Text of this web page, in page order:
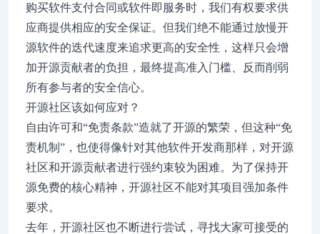
购买软件支付合同或软件即服务时，我们有权要求供
应商提供相应的安全保证。但我们绝不能通过放慢开
源软件的迭代速度来追求更高的安全性，这样只会增
加开源贡献者的负担，最终提高准入门槛、反而削弱
所有参与者的安全信心。
开源社区该如何应对？
自由许可和“免责条款”造就了开源的繁荣，但这种“免
责机制”，也使得像针对其他软件开发商那样，对开源
社区和开源贡献者进行强约束较为困难。为了保持开
源免费的核心精神，开源社区不能对其项目强加条件
要求。
去年，开源社区也不断进行尝试，寻找大家可接受的